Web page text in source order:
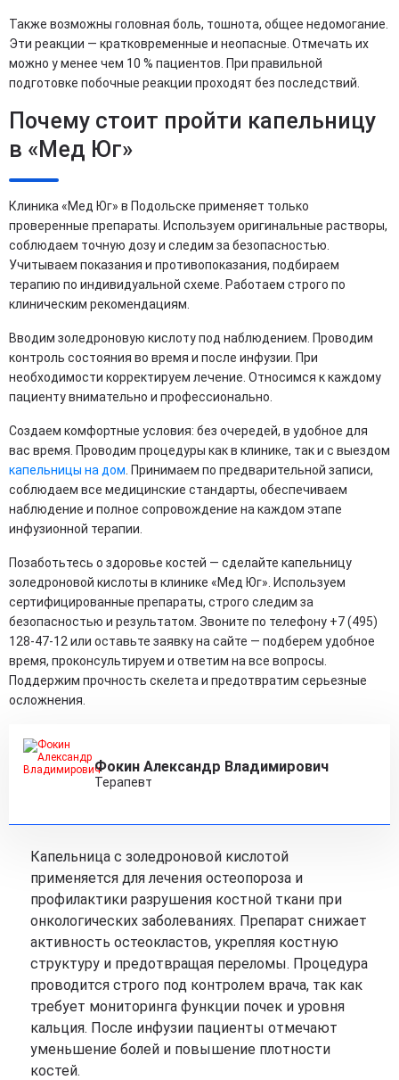
Также возможны головная боль, тошнота, общее недомогание.
Эти реакции — кратковременные и неопасные. Отмечать их
можно у менее чем 10 % пациентов. При правильной
подготовке побочные реакции проходят без последствий.
Почему стоит пройти капельницу
в «Мед Юг»
Клиника «Мед Юг» в Подольске применяет только
проверенные препараты. Используем оригинальные растворы,
соблюдаем точную дозу и следим за безопасностью.
Учитываем показания и противопоказания, подбираем
терапию по индивидуальной схеме. Работаем строго по
клиническим рекомендациям.
Вводим золедроновую кислоту под наблюдением. Проводим
контроль состояния во время и после инфузии. При
необходимости корректируем лечение. Относимся к каждому
пациенту внимательно и профессионально.
Создаем комфортные условия: без очередей, в удобное для
вас время. Проводим процедуры как в клинике, так и с выездом
капельницы на дом . Принимаем по предварительной записи,
соблюдаем все медицинские стандарты, обеспечиваем
наблюдение и полное сопровождение на каждом этапе
инфузионной терапии.
Позаботьтесь о здоровье костей — сделайте капельницу
золедроновой кислоты в клинике «Мед Юг». Используем
сертифицированные препараты, строго следим за
безопасностью и результатом. Звоните по телефону +7 (495)
128-47-12 или оставьте заявку на сайте — подберем удобное
время, проконсультируем и ответим на все вопросы.
Поддержим прочность скелета и предотвратим серьезные
осложнения.
Фокин Александр Владимирович
Терапевт
Капельница с золедроновой кислотой
применяется для лечения остеопороза и
профилактики разрушения костной ткани при
онкологических заболеваниях. Препарат снижает
активность остеокластов, укрепляя костную
структуру и предотвращая переломы. Процедура
проводится строго под контролем врача, так как
требует мониторинга функции почек и уровня
кальция. После инфузии пациенты отмечают
уменьшение болей и повышение плотности
костей.